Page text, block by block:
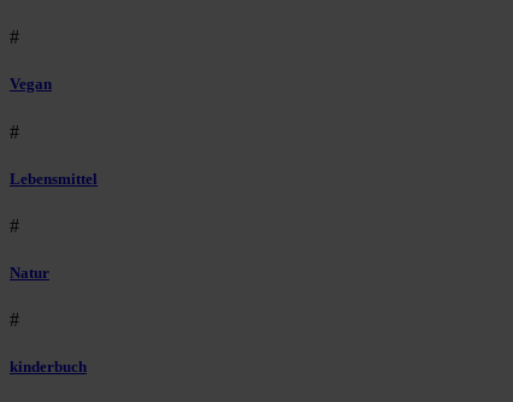
#
Vegan
#
Lebensmittel
#
Natur
#
kinderbuch